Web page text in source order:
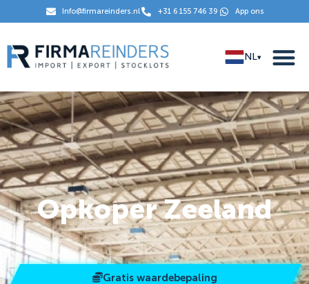
Info@firmareinders.nl +31 6 155 746 39 App ons
NL▾
Opkoper Zeeland
Gratis waardebepaling